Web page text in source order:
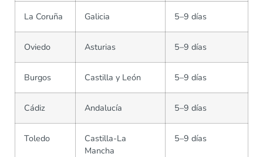
La Coruña Galicia 5–9 días
Oviedo Asturias 5–9 días
Burgos Castilla y León 5–9 días
Cádiz Andalucía 5–9 días
Toledo
Castilla-La
Mancha
5–9 días